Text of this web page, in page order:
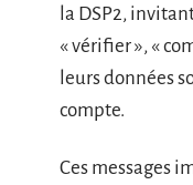
la DSP2,
« vérifier », «
leurs données
compte.
Ces messages